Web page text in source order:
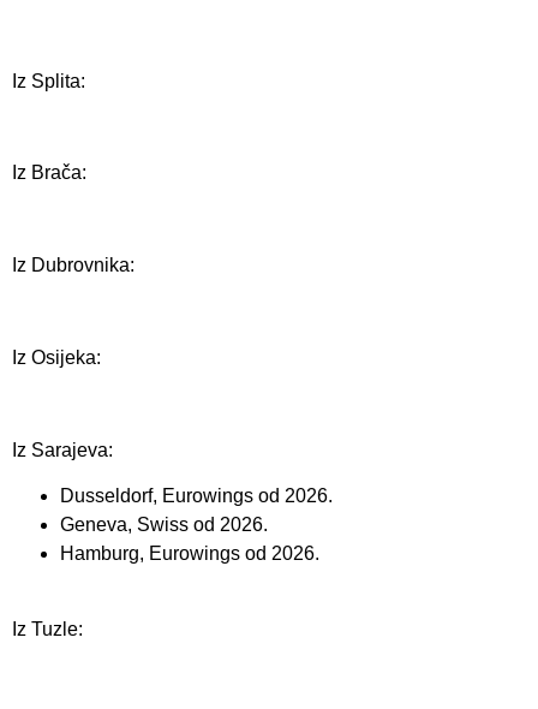
Iz Splita:
Iz Brača:
Iz Dubrovnika:
Iz Osijeka:
Iz Sarajeva:
Dusseldorf, Eurowings od 2026.
Geneva, Swiss od 2026.
Hamburg, Eurowings od 2026.
Iz Tuzle: